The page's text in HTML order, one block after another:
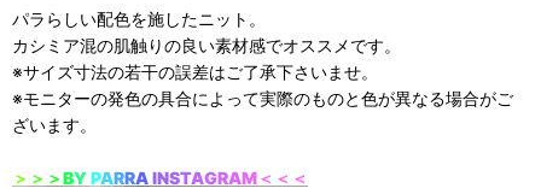
パラらしい配色を施したニット。
カシミア混の肌触りの良い素材感でオススメです。
※サイズ寸法の若干の誤差はご了承下さいませ。
※モニターの発色の具合によって実際のものと色が異なる場合がご
ざいます。
＞ ＞ ＞BYPARRAINSTAGRAM＜ ＜ ＜